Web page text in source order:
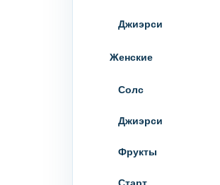
Джиэрси
Женские
Солс
Джиэрси
Фрукты
Старт